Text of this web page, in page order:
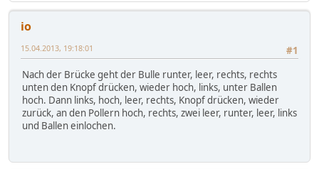
io
#1
15.04.2013, 19:18:01
Nach der Brücke geht der Bulle runter, leer, rechts, rechts
unten den Knopf drücken, wieder hoch, links, unter Ballen
hoch. Dann links, hoch, leer, rechts, Knopf drücken, wieder
zurück, an den Pollern hoch, rechts, zwei leer, runter, leer, links
und Ballen einlochen.